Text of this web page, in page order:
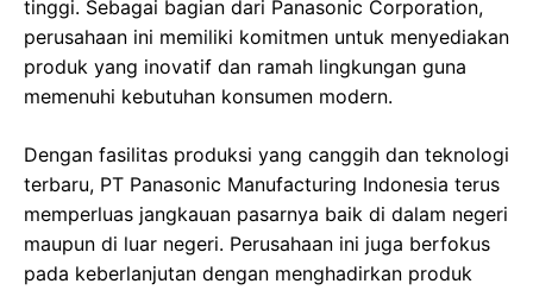
tinggi. Sebagai bagian dari Panasonic Corporation,
perusahaan ini memiliki komitmen untuk menyediakan
produk yang inovatif dan ramah lingkungan guna
memenuhi kebutuhan konsumen modern.
Dengan fasilitas produksi yang canggih dan teknologi
terbaru, PT Panasonic Manufacturing Indonesia terus
memperluas jangkauan pasarnya baik di dalam negeri
maupun di luar negeri. Perusahaan ini juga berfokus
pada keberlanjutan dengan menghadirkan produk